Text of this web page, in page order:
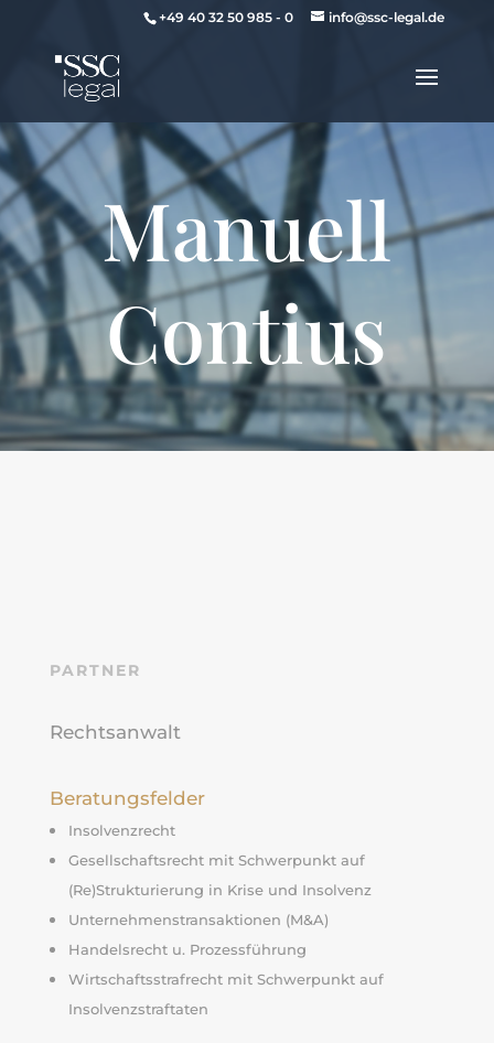
+49 40 32 50 985 - 0 info@ssc-legal.de
Manuell
Contius
PARTNER
Rechtsanwalt
Beratungsfelder
Insolvenzrecht
Gesellschaftsrecht mit Schwerpunkt auf
(Re)Strukturierung in Krise und Insolvenz
Unternehmenstransaktionen (M&A)
Handelsrecht u. Prozessführung
Wirtschaftsstrafrecht mit Schwerpunkt auf
Insolvenzstraftaten